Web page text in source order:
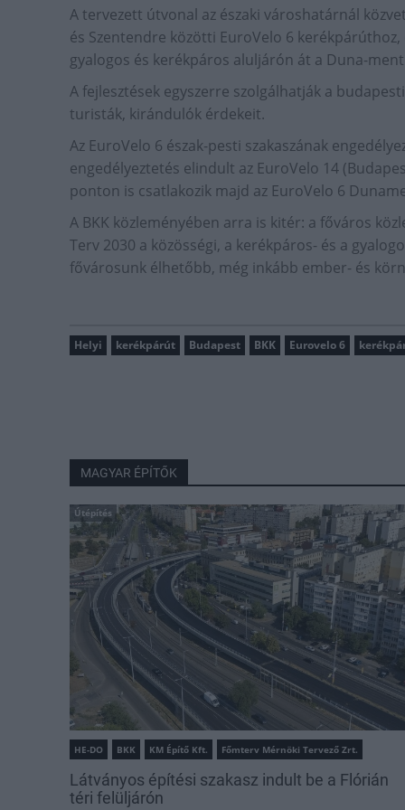
A tervezett útvonal az északi városhatárnál
és Szentendre közötti EuroVelo 6
gyalogos és kerékpáros aluljárón át a Duna-
A fejlesztések egyszerre szolgálhatják a
turisták, kirándulók érdekeit.
Az EuroVelo 6 észak-pesti szakaszának
engedélyeztetés elindult az EuroVelo 14
ponton is csatlakozik majd az EuroVelo 6
A BKK közleményében arra is kitér: a főváros
Terv 2030 a közösségi, a kerékpáros- és a
fővárosunk élhetőbb, még inkább ember- és
Helyi kerékpárút Budapest BKK Eurovelo 6
MAGYAR ÉPÍTŐK
Útépítés
HE-DO BKK KM Építő Kft. Főmterv Mérnöki Tervező Zrt.
Látványos építési szakasz indult be a Flórián
téri felüljárón